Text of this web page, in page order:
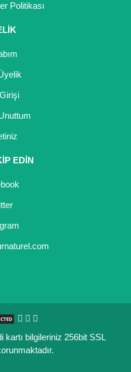
Politikası
EDİN
kartı bilgileriniz 256bit SSL